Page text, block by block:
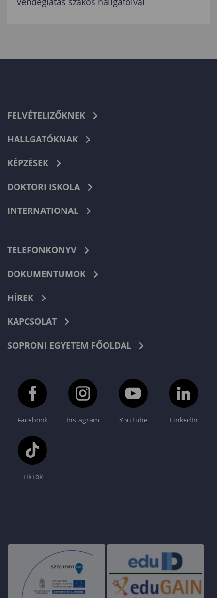
FELVÉTELIZŐKNEK
HALLGATÓKNAK
KÉPZÉSEK
DOKTORI ISKOLA
INTERNATIONAL
TELEFONKÖNYV
DOKUMENTUMOK
HÍREK
KAPCSOLAT
SOPRONI EGYETEM FŐOLDAL
Facebook Instagram YouTube LinkedIn
TikTok